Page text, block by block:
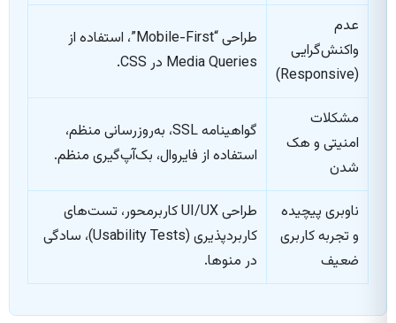
عدم
واکنش‌گرایی
(Responsive)
طراحی “Mobile-First”، استفاده از
Media Queries در CSS.
مشکلات
امنیتی و هک
شدن
گواهینامه SSL، به‌روزرسانی منظم،
استفاده از فایروال، بک‌آپ‌گیری منظم.
ناوبری پیچیده
و تجربه کاربری
ضعیف
طراحی UI/UX کاربرمحور، تست‌های
کاربردپذیری (Usability Tests)، سادگی
در منوها.